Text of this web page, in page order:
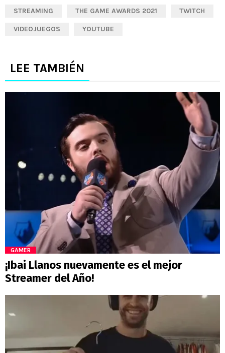
STREAMING THE GAME AWARDS 2021 TWITCH
VIDEOJUEGOS YOUTUBE
LEE TAMBIÉN
GAMER
¡Ibai Llanos nuevamente es el mejor
Streamer del Año!